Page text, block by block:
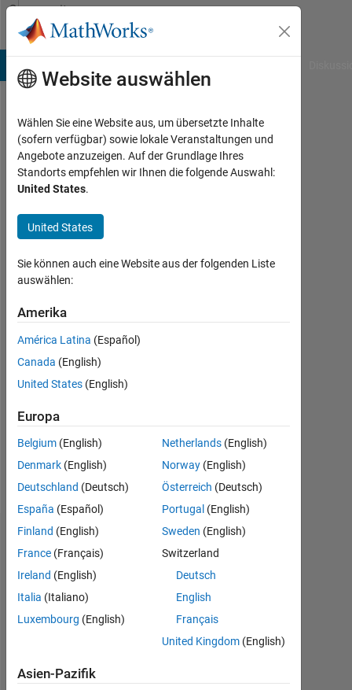
Weiter zum Inhalt
Community
Profile
Ahmed
Last
seen:
mehr
als
ein
vor
|
seit
Followers:
0
Follow
Dashboard
Statistik
MATLAB Answers
Website auswählen
Wählen Sie eine Website aus, um übersetzte Inhalte
(sofern verfügbar) sowie lokale Veranstaltungen und
Angebote anzuzeigen. Auf der Grundlage Ihres
Standorts empfehlen wir Ihnen die folgende Auswahl:
United States.
United States
Sie können auch eine Website aus der folgenden Liste
auswählen:
Amerika
América Latina (Español)
Canada (English)
United States (English)
Europa
Belgium (English)
Denmark (English)
Deutschland (Deutsch)
España (Español)
Finland (English)
France (Français)
Ireland (English)
Italia (Italiano)
Luxembourg (English)
Netherlands (English)
Norway (English)
Österreich (Deutsch)
Portugal (English)
Sweden (English)
Switzerland
Deutsch
English
Français
United Kingdom (English)
Asien-Pazifik